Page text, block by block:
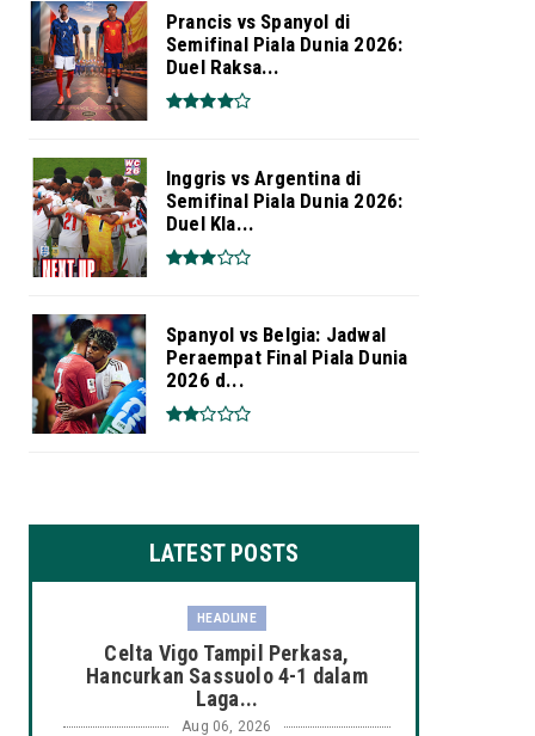
Prancis vs Spanyol di
Semifinal Piala Dunia 2026:
Duel Raksa...
Inggris vs Argentina di
Semifinal Piala Dunia 2026:
Duel Kla...
Spanyol vs Belgia: Jadwal
Peraempat Final Piala Dunia
2026 d...
LATEST POSTS
HEADLINE
Celta Vigo Tampil Perkasa,
Hancurkan Sassuolo 4-1 dalam
Laga...
Aug 06, 2026